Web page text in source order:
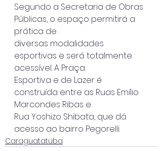
Segundo a Secretaria de Obras
Públicas, o espaço permitirá a
prática de
diversas modalidades
esportivas e será totalmente
acessível. A Praça
Esportiva e de Lazer é
construída entre as Ruas Emílio
Marcondes Ribas e
Rua Yoshizo Shibata, que dá
acesso ao bairro Pegorelli.
Caraguatatuba